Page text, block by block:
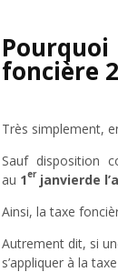
foncière
Très simplement,
Sauf disposition
au 1erjanvierde
Ainsi, la taxe
Autrement dit, si
s’appliquer à la